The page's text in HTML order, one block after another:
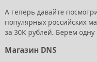
А теперь давайте
популярных российских
за 30К рублей. Берем
Магазин DNS